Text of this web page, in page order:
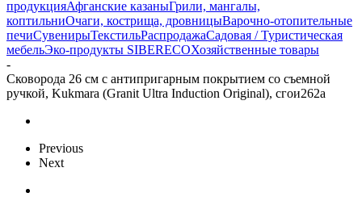
продукцияАфганские казаныГрили, мангалы,
коптильниОчаги, кострища, дровницыВарочно-отопительные
печиСувенирыТекстильРаспродажаСадовая / Туристическая
мебельЭко-продукты SIBERECOХозяйственные товары
-
Сковорода 26 см с антипригарным покрытием со съемной
ручкой, Kukmara (Granit Ultra Induction Original), сгои262а
Previous
Next